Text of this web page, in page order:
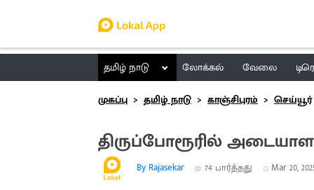
தமிழ் நாடு லோக்கல் வேலை
முகப்பு
தமிழ் நாடு காஞ்சிபுரம் செய்யூர்
திருப்போரூரில்
By Rajasekar 74 பார்த்தது Mar 20,